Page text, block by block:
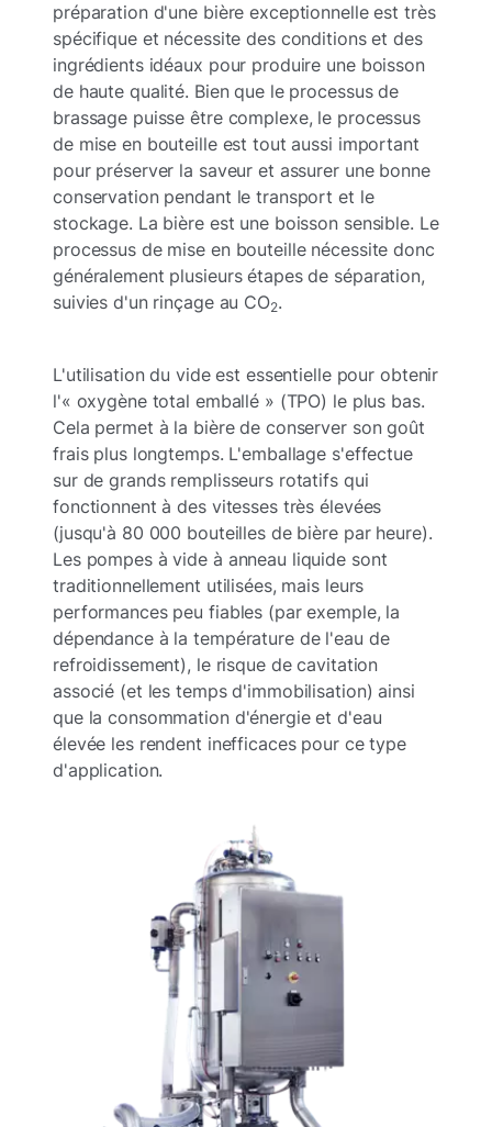
préparation d'une bière exceptionnelle est très
spécifique et nécessite des conditions et des
ingrédients idéaux pour produire une boisson
de haute qualité. Bien que le processus de
brassage puisse être complexe, le processus
de mise en bouteille est tout aussi important
pour préserver la saveur et assurer une bonne
conservation pendant le transport et le
stockage. La bière est une boisson sensible. Le
processus de mise en bouteille nécessite donc
généralement plusieurs étapes de séparation,
suivies d'un rinçage au CO2.
L'utilisation du vide est essentielle pour obtenir
l'« oxygène total emballé » (TPO) le plus bas.
Cela permet à la bière de conserver son goût
frais plus longtemps. L'emballage s'effectue
sur de grands remplisseurs rotatifs qui
fonctionnent à des vitesses très élevées
(jusqu'à 80 000 bouteilles de bière par heure).
Les pompes à vide à anneau liquide sont
traditionnellement utilisées, mais leurs
performances peu fiables (par exemple, la
dépendance à la température de l'eau de
refroidissement), le risque de cavitation
associé (et les temps d'immobilisation) ainsi
que la consommation d'énergie et d'eau
élevée les rendent inefficaces pour ce type
d'application.